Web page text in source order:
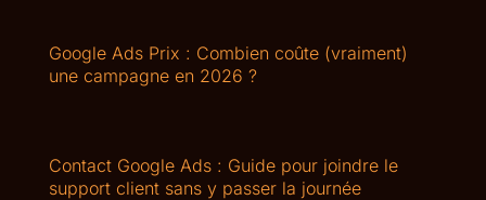
Google Ads Prix : Combien coûte (vraiment)
une campagne en 2026 ?
Contact Google Ads : Guide pour joindre le
support client sans y passer la journée